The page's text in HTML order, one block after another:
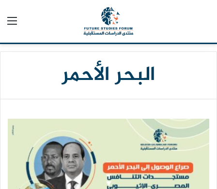
البحر الأحمر